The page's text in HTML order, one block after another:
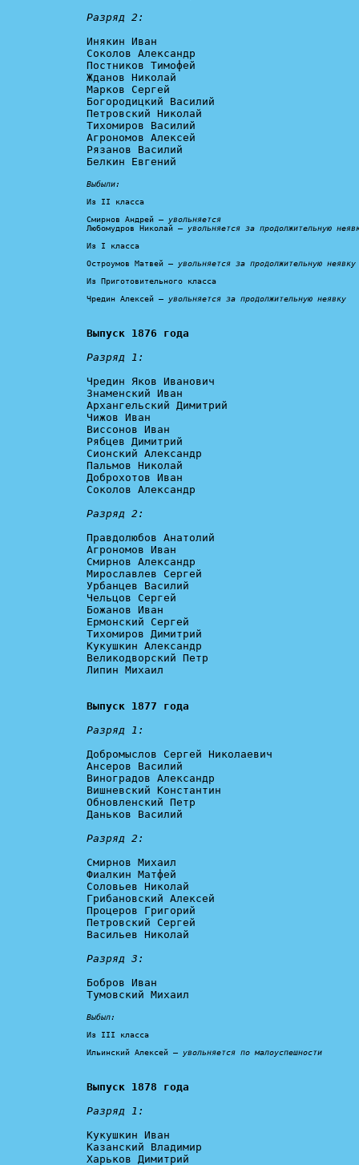
Разряд 2:
Инякин Иван
Соколов Александр
Постников Тимофей
Жданов Николай
Марков Сергей
Богородицкий Василий
Петровский Николай
Тихомиров Василий
Агрономов Алексей
Рязанов Василий
Белкин Евгений
Выбыли:
Из II класса
Смирнов Андрей – увольняется
Любомудров Николай – увольняется за продолжительную
Из I класса
Остроумов Матвей – увольняется за продолжительную неявку
Из Приготовительного класса
Чредин Алексей – увольняется за продолжительную неявку
Выпуск 1876 года
Разряд 1:
Чредин Яков Иванович
Знаменский Иван
Архангельский Димитрий
Чижов Иван
Виссонов Иван
Рябцев Димитрий
Сионский Александр
Пальмов Николай
Доброхотов Иван
Соколов Александр
Разряд 2:
Правдолюбов Анатолий
Агрономов Иван
Смирнов Александр
Мирославлев Сергей
Урбанцев Василий
Чельцов Сергей
Божанов Иван
Ермонский Сергей
Тихомиров Димитрий
Кукушкин Александр
Великодворский Петр
Липин Михаил
Выпуск 1877 года
Разряд 1:
Добромыслов Сергей Николаевич
Ансеров Василий
Виноградов Александр
Вишневский Константин
Обновленский Петр
Даньков Василий
Разряд 2:
Смирнов Михаил
Фиалкин Матфей
Соловьев Николай
Грибановский Алексей
Процеров Григорий
Петровский Сергей
Васильев Николай
Разряд 3:
Бобров Иван
Тумовский Михаил
Выбыл:
Из III класса
Ильинский Алексей – увольняется по малоуспешности
Выпуск 1878 года
Разряд 1:
Кукушкин Иван
Казанский Владимир
Харьков Димитрий